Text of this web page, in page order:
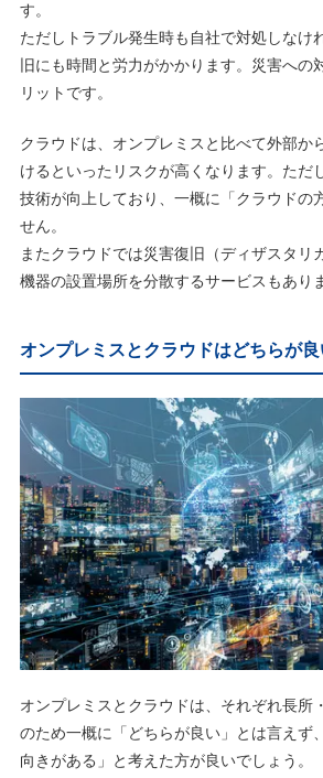
す。
ただしトラブル発生時も自社で対処しなけ
旧にも時間と労力がかかります。災害への
リットです。
クラウドは、オンプレミスと比べて外部か
けるといったリスクが高くなります。ただ
技術が向上しており、一概に「クラウドの
せん。
またクラウドでは災害復旧（ディザスタリ
機器の設置場所を分散するサービスもあり
オンプレミスとクラウドはどちらが良
オンプレミスとクラウドは、それぞれ長所
のため一概に「どちらが良い」とは言えず
向きがある」と考えた方が良いでしょう。